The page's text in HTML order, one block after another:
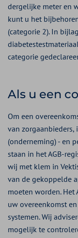
dergelijke meter en
kunt u het
(categorie 2). In
categorie
Als u een
Om een
van
(onderneming) - en
staan in het AGB-
wij met klem in
van de gekoppelde
moeten worden. Het
uw overeenkomst
systemen. Wij
mogelijk te